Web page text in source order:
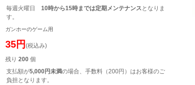
毎週火曜日 10時から15時までは定期メンテナンス となりま
す。
ガンホーのゲーム用
35円 (税込み)
残り 200 個
支払額が5,000円未満の場合、手数料（200円）はお客様のご
負担となります。